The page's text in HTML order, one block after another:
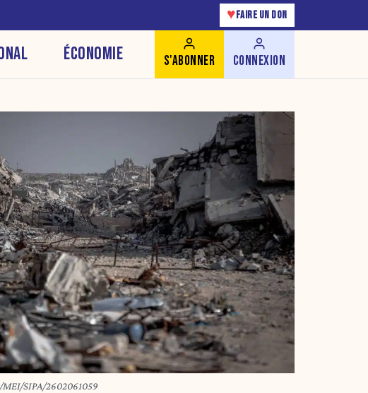
♥ FAIRE UN DON
ÉCONOMIE S'ABONNER CONNEXION
MEI/SIPA/2602061059